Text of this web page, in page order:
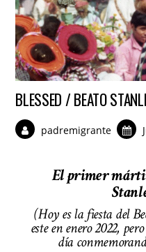
BLESSED / BEATO
padremigrante
El primer
(Hoy es la fiesta del
este en enero 2022,
día